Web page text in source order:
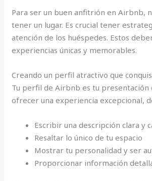
Para ser un buen anfitrión en Airbnb,
tener un lugar. Es crucial tener
atención de los huéspedes. Estos
experiencias únicas y memorables.
Creando un perfil atractivo que
Tu perfil de Airbnb es tu presentación
ofrecer una experiencia excepcional,
Escribir una descripción clara y
Resaltar lo único de tu espacio
Mostrar tu personalidad y ser
Proporcionar información